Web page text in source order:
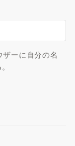
ーに自分の名